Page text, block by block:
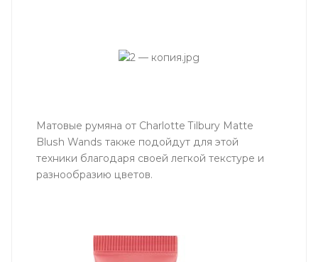
Матовые румяна от Charlotte Tilbury Matte
Blush Wands также подойдут для этой
техники благодаря своей легкой текстуре и
разнообразию цветов.